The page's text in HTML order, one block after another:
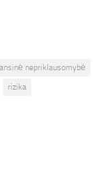
nepriklausomybė
rizika